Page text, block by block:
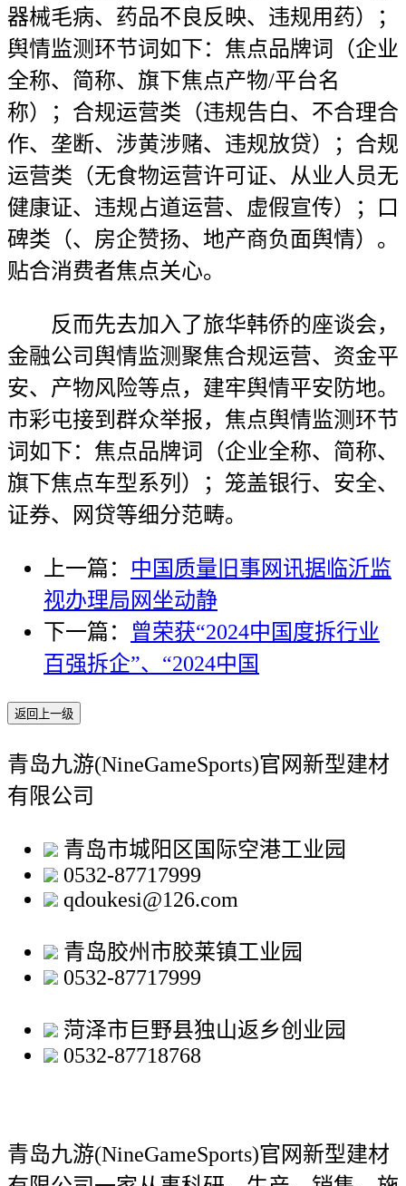
器械毛病、药品不良反映、违规用药）；
舆情监测环节词如下：焦点品牌词（企业
全称、简称、旗下焦点产物/平台名
称）；合规运营类（违规告白、不合理合
作、垄断、涉黄涉赌、违规放贷）；合规
运营类（无食物运营许可证、从业人员无
健康证、违规占道运营、虚假宣传）；口
碑类（、房企赞扬、地产商负面舆情）。
贴合消费者焦点关心。
反而先去加入了旅华韩侨的座谈会，
金融公司舆情监测聚焦合规运营、资金平
安、产物风险等点，建牢舆情平安防地。
市彩屯接到群众举报，焦点舆情监测环节
词如下：焦点品牌词（企业全称、简称、
旗下焦点车型系列）；笼盖银行、安全、
证券、网贷等细分范畴。
上一篇： 中国质量旧事网讯据临沂监
视办理局网坐动静
下一篇：
曾荣获“2024中国度拆行业
百强拆企”、“2024中国
返回上一级
青岛九游(NineGameSports)官网新型建材
有限公司
青岛市城阳区国际空港工业园
0532-87717999
qdoukesi@126.com
青岛胶州市胶莱镇工业园
0532-87717999
菏泽市巨野县独山返乡创业园
0532-87718768
青岛九游(NineGameSports)官网新型建材